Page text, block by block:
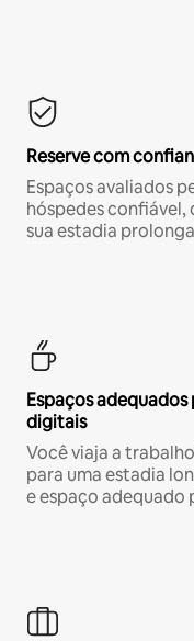
Reserve com
Espaços avaliados
hóspedes
sua estadia
Espaços
digitais
Você viaja a
para uma estadia
e espaço adequado